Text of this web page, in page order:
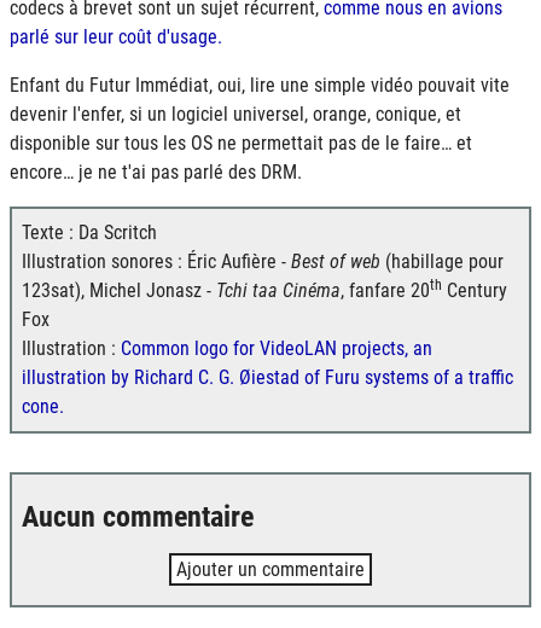
codecs à brevet sont un sujet récurrent, comme nous en avions
parlé sur leur coût d'usage.
Enfant du Futur Immédiat, oui, lire une simple vidéo pouvait vite
devenir l'enfer, si un logiciel universel, orange, conique, et
disponible sur tous les OS ne permettait pas de le faire… et
encore… je ne t'ai pas parlé des DRM.
Texte : Da Scritch
Illustration sonores : Éric Aufière - Best of web (habillage pour
123sat), Michel Jonasz - Tchi taa Cinéma, fanfare 20th Century
Fox
Illustration : Common logo for VideoLAN projects, an
illustration by Richard C. G. Øiestad of Furu systems of a traffic
cone.
Aucun commentaire
Ajouter un commentaire